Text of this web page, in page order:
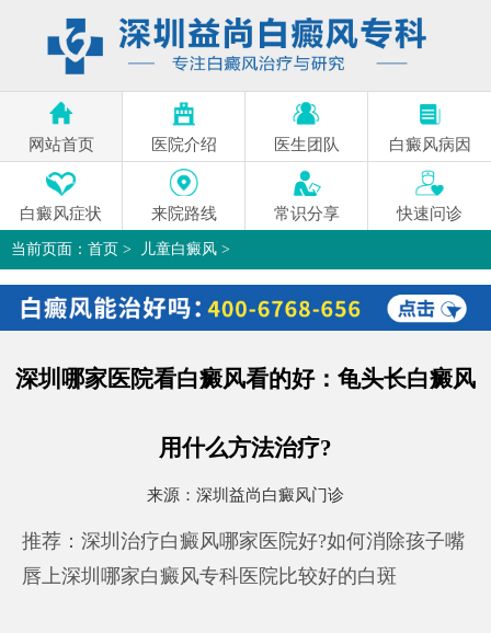
网站首页 医院介绍 医生团队 白癜风病因
白癜风症状 来院路线 常识分享 快速问诊
当前页面： 首页 > 儿童白癜风 >
深圳哪家医院看白癜风看的好：龟头长白癜风用什么方法治疗?>
深圳哪家医院看白癜风看的好：龟头长白癜风
用什么方法治疗?
来源： 深圳益尚白癜风门诊
推荐：深圳治疗白癜风哪家医院好?如何消除孩子嘴
唇上深圳哪家白癜风专科医院比较好的白斑